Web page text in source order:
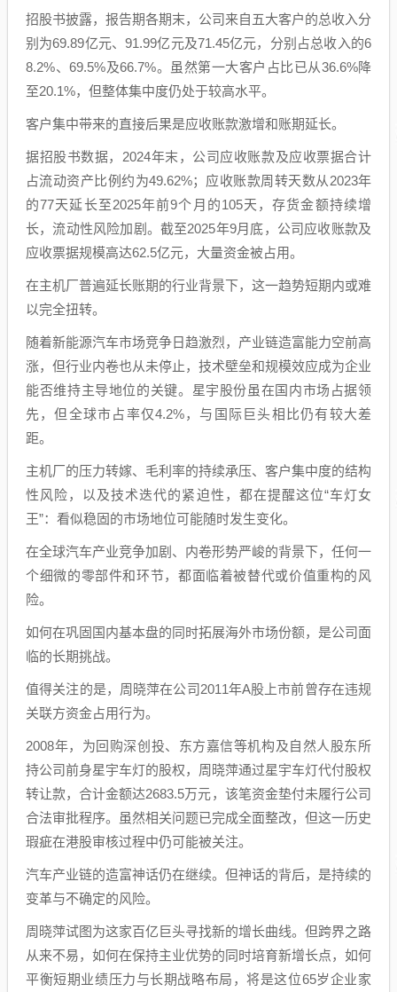
招股书披露，报告期各期末，公司来自五大客户的总收入分
别为69.89亿元、91.99亿元及71.45亿元，分别占总收入的6
8.2%、69.5%及66.7%。虽然第一大客户占比已从36.6%降
至20.1%，但整体集中度仍处于较高水平。
客户集中带来的直接后果是应收账款激增和账期延长。
据招股书数据，2024年末，公司应收账款及应收票据合计
占流动资产比例约为49.62%；应收账款周转天数从2023年
的77天延长至2025年前9个月的105天，存货金额持续增
长，流动性风险加剧。截至2025年9月底，公司应收账款及
应收票据规模高达62.5亿元，大量资金被占用。
在主机厂普遍延长账期的行业背景下，这一趋势短期内或难
以完全扭转。
随着新能源汽车市场竞争日趋激烈，产业链造富能力空前高
涨，但行业内卷也从未停止，技术壁垒和规模效应成为企业
能否维持主导地位的关键。星宇股份虽在国内市场占据领
先，但全球市占率仅4.2%，与国际巨头相比仍有较大差
距。
主机厂的压力转嫁、毛利率的持续承压、客户集中度的结构
性风险，以及技术迭代的紧迫性，都在提醒这位“车灯女
王”：看似稳固的市场地位可能随时发生变化。
在全球汽车产业竞争加剧、内卷形势严峻的背景下，任何一
个细微的零部件和环节，都面临着被替代或价值重构的风
险。
如何在巩固国内基本盘的同时拓展海外市场份额，是公司面
临的长期挑战。
值得关注的是，周晓萍在公司2011年A股上市前曾存在违规
关联方资金占用行为。
2008年，为回购深创投、东方嘉信等机构及自然人股东所
持公司前身星宇车灯的股权，周晓萍通过星宇车灯代付股权
转让款，合计金额达2683.5万元，该笔资金垫付未履行公司
合法审批程序。虽然相关问题已完成全面整改，但这一历史
瑕疵在港股审核过程中仍可能被关注。
汽车产业链的造富神话仍在继续。但神话的背后，是持续的
变革与不确定的风险。
周晓萍试图为这家百亿巨头寻找新的增长曲线。但跨界之路
从来不易，如何在保持主业优势的同时培育新增长点，如何
平衡短期业绩压力与长期战略布局，将是这位65岁企业家